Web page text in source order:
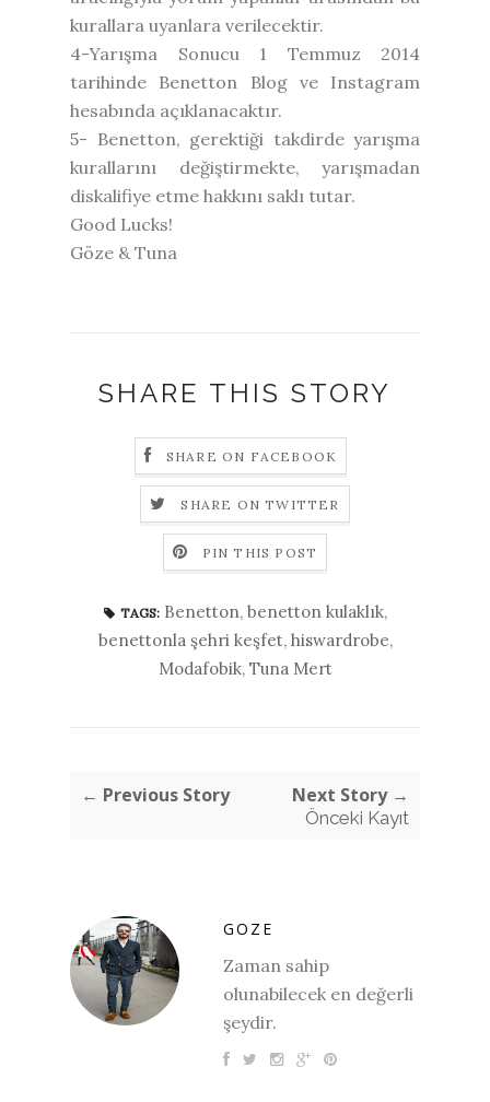
kurallara uyanlara verilecektir.
4-Yarışma Sonucu 1 Temmuz 2014
tarihinde Benetton Blog ve Instagram
hesabında açıklanacaktır.
5- Benetton, gerektiği takdirde yarışma
kurallarını değiştirmekte, yarışmadan
diskalifiye etme hakkını saklı tutar.
Good Lucks!
Göze & Tuna
SHARE THIS STORY
SHARE ON FACEBOOK
SHARE ON TWITTER
PIN THIS POST
TAGS: Benetton, benetton kulaklık,
benettonla şehri keşfet, hiswardrobe,
Modafobik, Tuna Mert
← Previous Story Next Story →
Önceki Kayıt
GOZE
Zaman sahip
olunabilecek en değerli
şeydir.